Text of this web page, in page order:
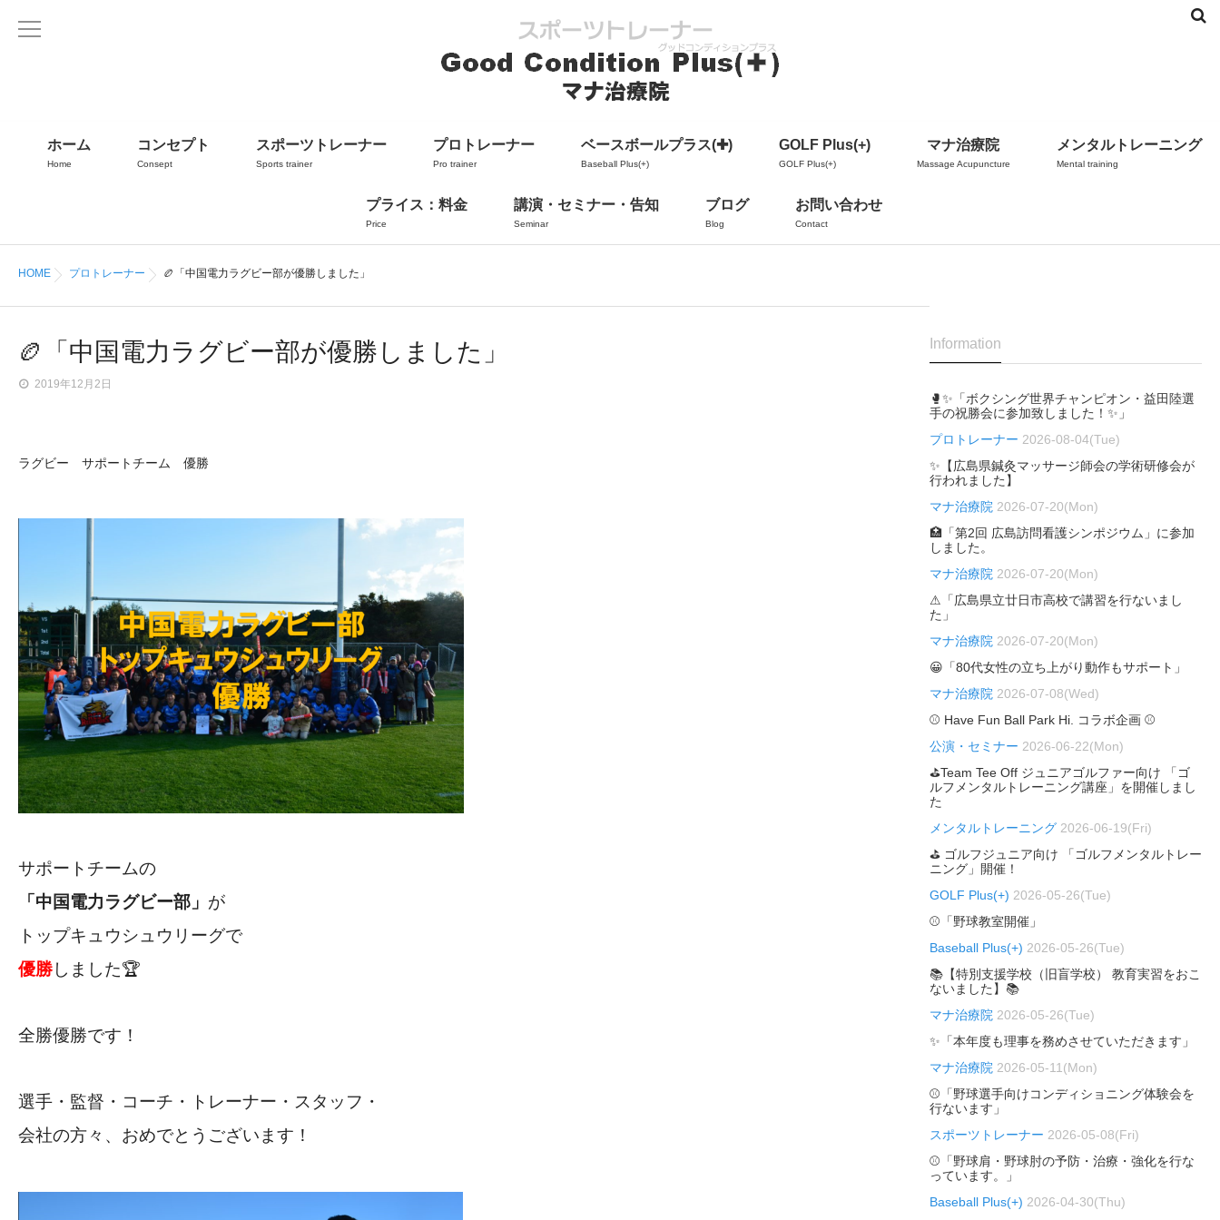
ホーム
Home
コンセプト
Consept
スポーツトレーナー
Sports trainer
プロトレーナー
Pro trainer
ベースボールプラス(✚)
Baseball Plus(+)
GOLF Plus(+)
GOLF Plus(+)
マナ治療院
Massage Acupuncture
メンタルトレーニング
Mental training
プライス：料金
Price
講演・セミナー・告知
Seminar
ブログ
Blog
お問い合わせ
Contact
HOME プロトレーナー 🏉「中国電力ラグビー部が優勝しました」
🏉「中国電力ラグビー部が優勝しました」
2019年12月2日
ラグビー サポートチーム 優勝
サポートチームの
「中国電力ラグビー部」 が
トップキュウシュウリーグで
優勝しました🏆
全勝優勝です！
選手・監督・コーチ・トレーナー・スタッフ・
会社の方々、おめでとうございます！
Information
🥊✨「ボクシング世界チャンピオン・益田陸選
手の祝勝会に参加致しました！✨」
プロトレーナー 2026-08-04(Tue)
✨【広島県鍼灸マッサージ師会の学術研修会が
行われました】
マナ治療院 2026-07-20(Mon)
🏥「第2回 広島訪問看護シンポジウム」に参加
しました。
マナ治療院 2026-07-20(Mon)
⚠「広島県立廿日市高校で講習を行ないまし
た」
マナ治療院 2026-07-20(Mon)
😀「80代女性の立ち上がり動作もサポート」
マナ治療院 2026-07-08(Wed)
⚾ Have Fun Ball Park Hi. コラボ企画 ⚾
公演・セミナー 2026-06-22(Mon)
⛳Team Tee Off ジュニアゴルファー向け 「ゴ
ルフメンタルトレーニング講座」を開催しまし
た
メンタルトレーニング 2026-06-19(Fri)
⛳ ゴルフジュニア向け 「ゴルフメンタルトレー
ニング」開催！
GOLF Plus(+) 2026-05-26(Tue)
⚾「野球教室開催」
Baseball Plus(+) 2026-05-26(Tue)
📚【特別支援学校（旧盲学校） 教育実習をおこ
ないました】📚
マナ治療院 2026-05-26(Tue)
✨「本年度も理事を務めさせていただきます」
マナ治療院 2026-05-11(Mon)
⚾「野球選手向けコンディショニング体験会を
行ないます」
スポーツトレーナー 2026-05-08(Fri)
⚾「野球肩・野球肘の予防・治療・強化を行な
っています。」
Baseball Plus(+) 2026-04-30(Thu)